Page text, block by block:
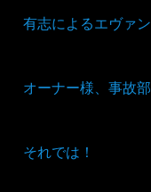
有志によるエヴァ
オーナー様、事故
それでは！